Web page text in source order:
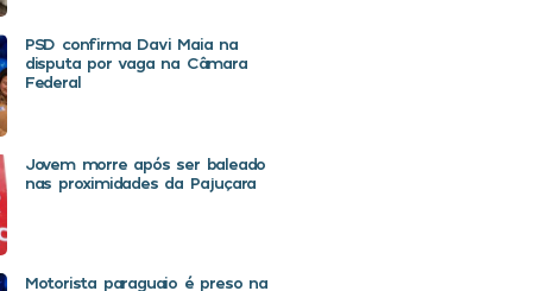
PSD confirma Davi Maia na
disputa por vaga na Câmara
Federal
Jovem morre após ser baleado
nas proximidades da Pajuçara
Motorista paraguaio é preso na